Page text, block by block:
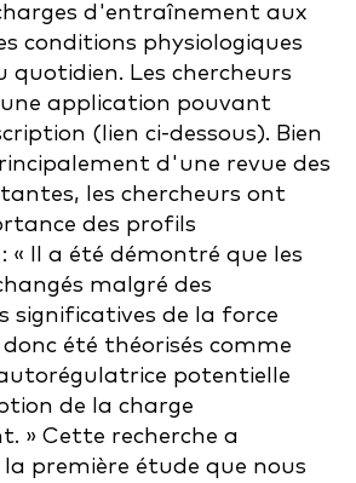
d'entraînement aux
conditions physiologiques
quotidien. Les chercheurs
application pouvant
(lien ci-dessous). Bien
d'une revue des
les chercheurs ont
des profils
« Il a été démontré que les
malgré des
significatives de la force
été théorisés comme
potentielle
de la charge
» Cette recherche a
première étude que nous